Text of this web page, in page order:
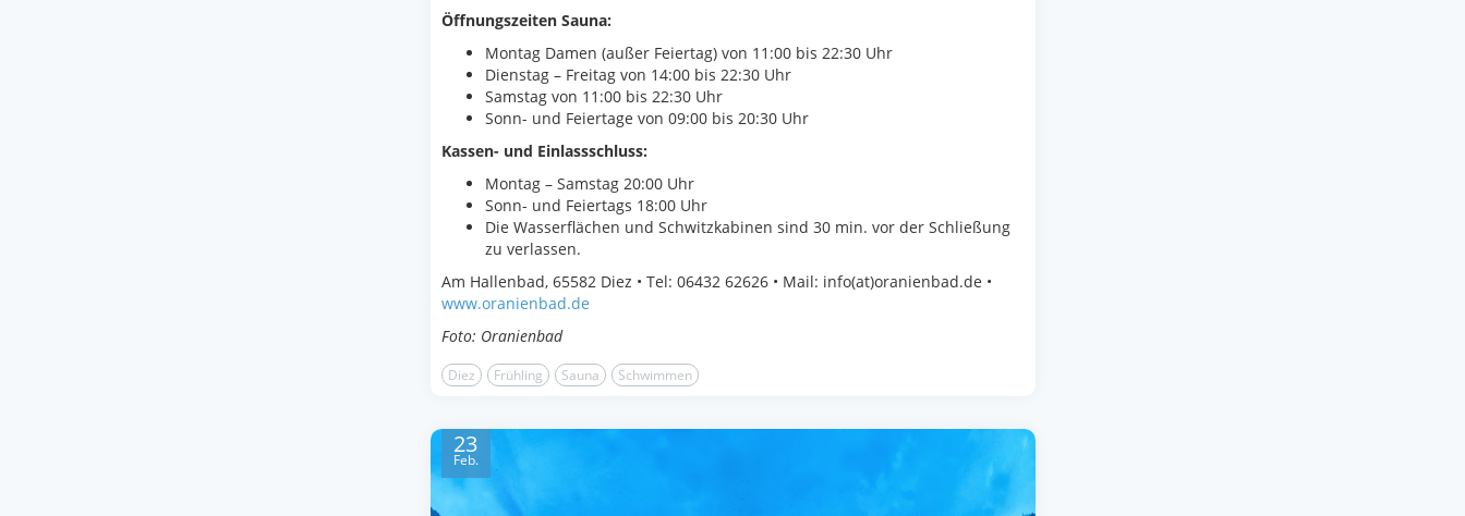
Öffnungszeiten Sauna:
Montag Damen (außer Feiertag) von 11:00 bis 22:30 Uhr
Dienstag – Freitag von 14:00 bis 22:30 Uhr
Samstag von 11:00 bis 22:30 Uhr
Sonn- und Feiertage von 09:00 bis 20:30 Uhr
Kassen- und Einlassschluss:
Montag – Samstag 20:00 Uhr
Sonn- und Feiertags 18:00 Uhr
Die Wasserflächen und Schwitzkabinen sind 30 min. vor der Schließung
zu verlassen.
Am Hallenbad, 65582 Diez • Tel: 06432 62626 • Mail: info(at)oranienbad.de •
www.oranienbad.de
Foto: Oranienbad
Diez Frühling Sauna Schwimmen
23
Feb.